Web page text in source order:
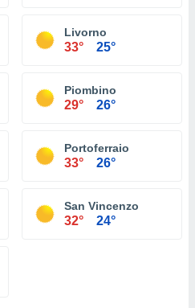
Livorno
33° 25°
Piombino
29° 26°
Portoferraio
33° 26°
San Vincenzo
32° 24°